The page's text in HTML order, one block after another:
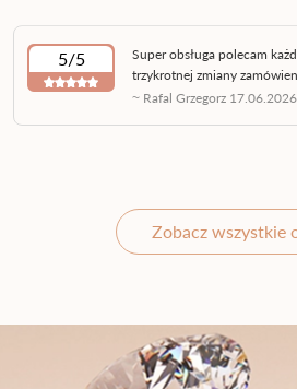
5/5
Super obsługa polecam
trzykrotnej zmiany
~ Rafal Grzegorz 17.06.2026
Zobacz wszystkie